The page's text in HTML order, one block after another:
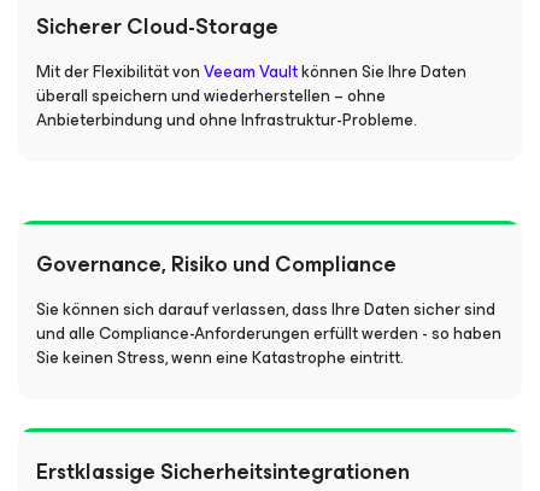
Sicherer Cloud-Storage
Mit der Flexibilität vonVeeam Vaultkönnen Sie Ihre Daten
überall speichern und wiederherstellen – ohne
Anbieterbindung und ohne Infrastruktur-Probleme.
Governance, Risiko und Compliance
Sie können sich darauf verlassen, dass Ihre Daten sicher sind
und alle Compliance-Anforderungen erfüllt werden - so haben
Sie keinen Stress, wenn eine Katastrophe eintritt.
Erstklassige Sicherheitsintegrationen